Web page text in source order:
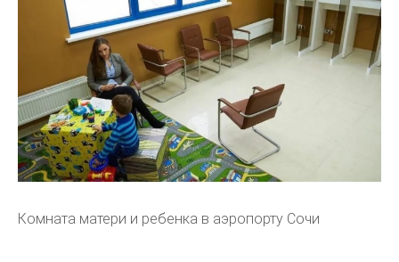
Комната матери и ребенка в аэропорту Сочи